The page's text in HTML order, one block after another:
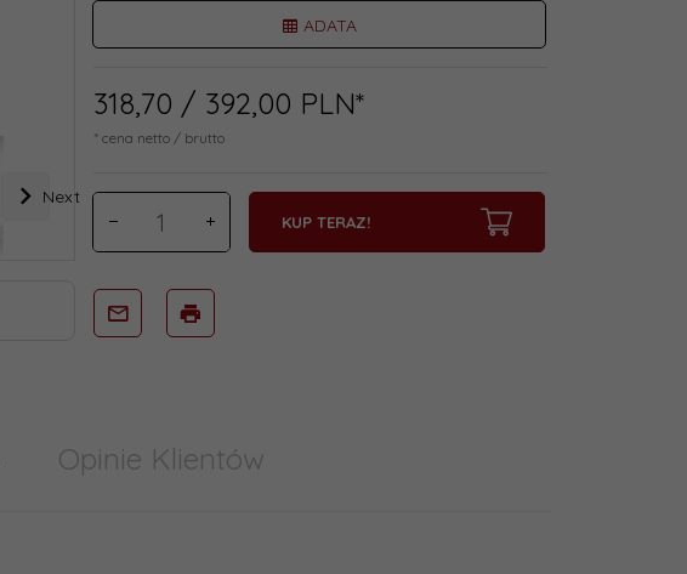
Next
ADATA
318,70 / 392,00 PLN*
* cena netto / brutto
KUP TERAZ!
Opinie Klientów